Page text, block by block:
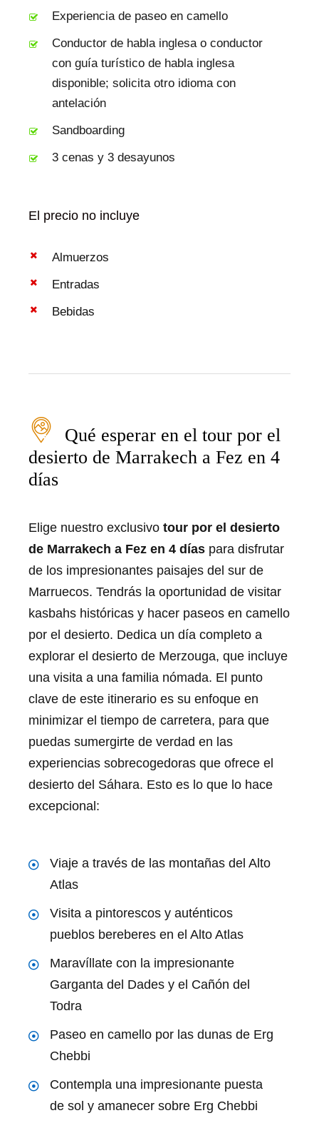
Experiencia de paseo en camello
Conductor de habla inglesa o conductor
con guía turístico de habla inglesa
disponible; solicita otro idioma con
antelación
Sandboarding
3 cenas y 3 desayunos
El precio no incluye
Almuerzos
Entradas
Bebidas
Qué esperar en el tour por el
desierto de Marrakech a Fez en 4
días
Elige nuestro exclusivo tour por el desierto
de Marrakech a Fez en 4 días para disfrutar
de los impresionantes paisajes del sur de
Marruecos. Tendrás la oportunidad de visitar
kasbahs históricas y hacer paseos en camello
por el desierto. Dedica un día completo a
explorar el desierto de Merzouga, que incluye
una visita a una familia nómada. El punto
clave de este itinerario es su enfoque en
minimizar el tiempo de carretera, para que
puedas sumergirte de verdad en las
experiencias sobrecogedoras que ofrece el
desierto del Sáhara. Esto es lo que lo hace
excepcional:
Viaje a través de las montañas del Alto
Atlas
Visita a pintorescos y auténticos
pueblos bereberes en el Alto Atlas
Maravíllate con la impresionante
Garganta del Dades y el Cañón del
Todra
Paseo en camello por las dunas de Erg
Chebbi
Contempla una impresionante puesta
de sol y amanecer sobre Erg Chebbi